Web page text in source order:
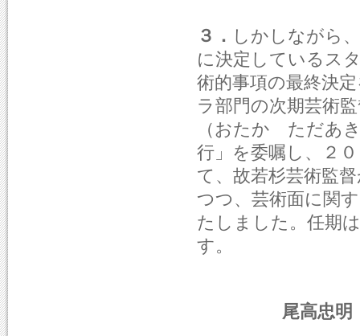
３． しかしながら
に決定しているス
術的事項の最終決
ラ部門の次期芸術
（おたか ただあ
行」を委嘱し、２
て、故若杉芸術監
つつ、芸術面に関
たしました。任期
す。
尾高忠明